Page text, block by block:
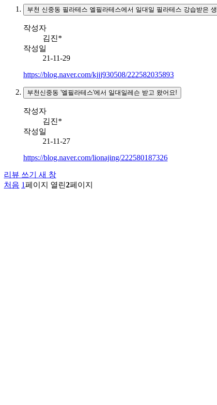
부천 신중동 필라테스 엘필라테스에서 일대일 필라테스 강습받은
작성자
김진*
작성일
21-11-29
https://blog.naver.com/kjjj930508/222582035893
부천신중동 '엘필라테스'에서 일대일레슨 받고 왔어요!
작성자
김진*
작성일
21-11-27
https://blog.naver.com/lionajing/222580187326
리뷰 쓰기
새 창
처음 1페이지 열린2페이지